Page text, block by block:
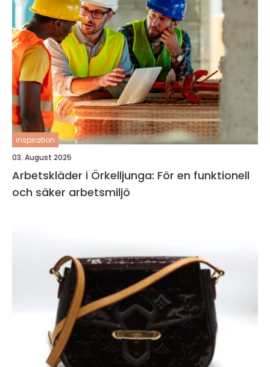
inspiration
03. August 2025
Arbetskläder i Örkelljunga: För en funktionell
och säker arbetsmiljö